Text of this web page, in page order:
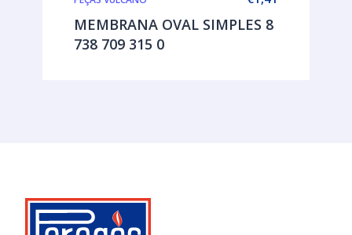
MEMBRANA OVAL SIMPLES 8
738 709 315 0